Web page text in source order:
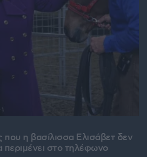
η βασίλισσα Ελισάβετ δεν
στο τηλέφωνο